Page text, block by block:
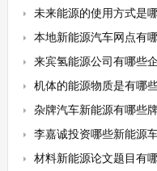
未来能源的使用方式是
本地新能源汽车网点有
来宾氢能源公司有哪些
机体的能源物质是有哪
杂牌汽车新能源有哪些
李嘉诚投资哪些新能源
材料新能源论文题目有